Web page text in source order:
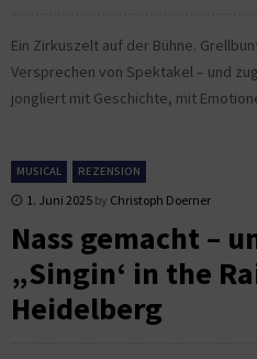
Ein Zirkuszelt auf der Bühne.
Versprechen von Spektakel – und
jongliert mit Geschichte, mit
MUSICAL REZENSION
1. Juni 2025 by Christoph Doerner
Nass gemacht –
„Singin‘ in the
Heidelberg